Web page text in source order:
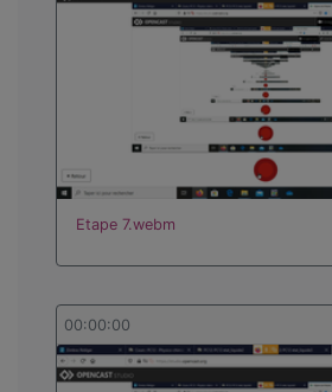
Etape 7.webm
00:00:00